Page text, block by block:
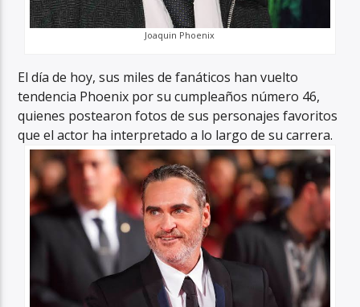
Joaquin Phoenix
El día de hoy, sus miles de fanáticos han vuelto
tendencia Phoenix por su cumpleaños número 46,
quienes postearon fotos de sus personajes favoritos
que el actor ha interpretado a lo largo de su carrera.